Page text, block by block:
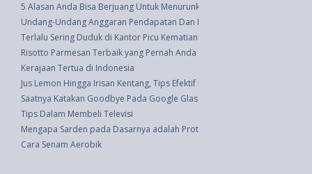
5 Alasan Anda Bisa Berjuang Untuk Menurunkan Berat Badan
Undang-Undang Anggaran Pendapatan Dan Belanja Negara Tahun
Terlalu Sering Duduk di Kantor Picu Kematian Dini
Risotto Parmesan Terbaik yang Pernah Anda Rasakan
Kerajaan Tertua di Indonesia
Jus Lemon Hingga Irisan Kentang, Tips Efektif Hilangkan Kantung Mata
Saatnya Katakan Goodbye Pada Google Glass
Tips Dalam Membeli Televisi
Mengapa Sarden pada Dasarnya adalah Protein Sempurna
Cara Senam Aerobik